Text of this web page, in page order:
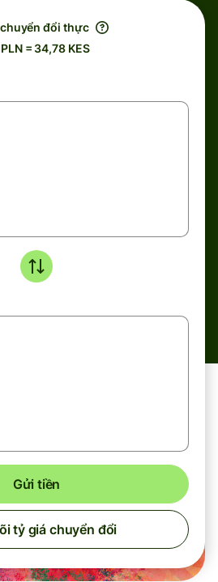
đổi thực
PLN = 34,78 KES
Gửi tiền
tỷ giá chuyển đổi